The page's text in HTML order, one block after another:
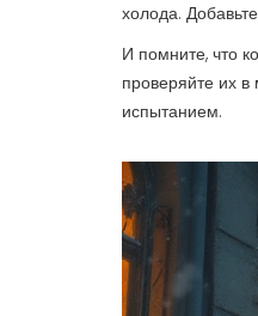
холода.
И помните, что
проверяйте их
испытанием.